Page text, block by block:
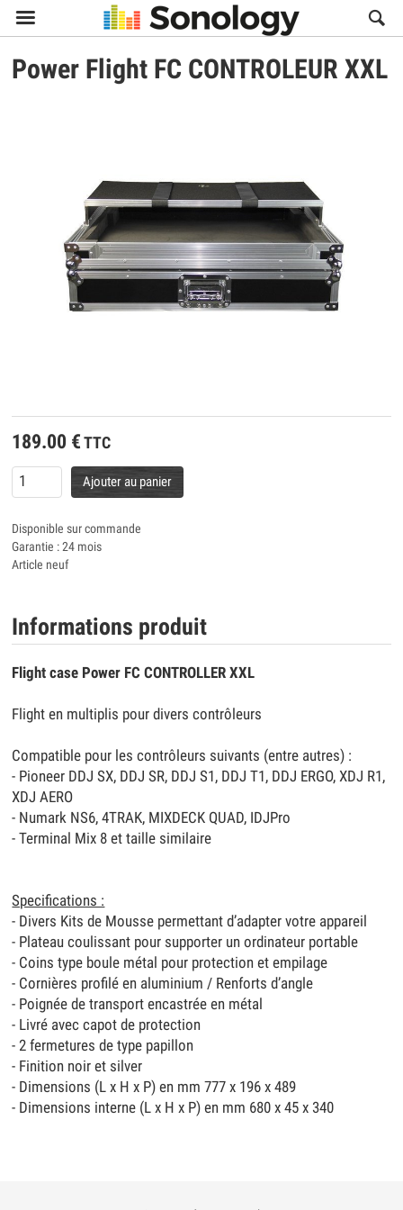

Power Flight FC CONTROLEUR XXL
189.00 € TTC
Ajouter au panier
Disponible sur commande
Garantie : 24 mois
Article neuf
Informations produit
Flight case Power FC CONTROLLER XXL
Flight en multiplis pour divers contrôleurs
Compatible pour les contrôleurs suivants (entre autres) :
- Pioneer DDJ SX, DDJ SR, DDJ S1, DDJ T1, DDJ ERGO, XDJ R1,
XDJ AERO
- Numark NS6, 4TRAK, MIXDECK QUAD, IDJPro
- Terminal Mix 8 et taille similaire
Specifications :
- Divers Kits de Mousse permettant d’adapter votre appareil
- Plateau coulissant pour supporter un ordinateur portable
- Coins type boule métal pour protection et empilage
- Cornières profilé en aluminium / Renforts d’angle
- Poignée de transport encastrée en métal
- Livré avec capot de protection
- 2 fermetures de type papillon
- Finition noir et silver
- Dimensions (L x H x P) en mm 777 x 196 x 489
- Dimensions interne (L x H x P) en mm 680 x 45 x 340